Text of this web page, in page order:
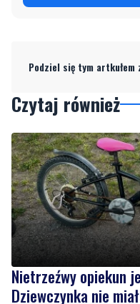
Podziel się tym artkułem
Czytaj również
Nietrzeźwy opiekun
Dziewczynka nie